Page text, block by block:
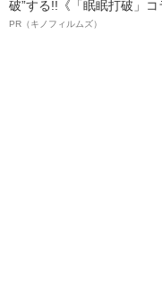
破”する!!《「眠眠打破」コ
ボ》
PR（キノフィルムズ）